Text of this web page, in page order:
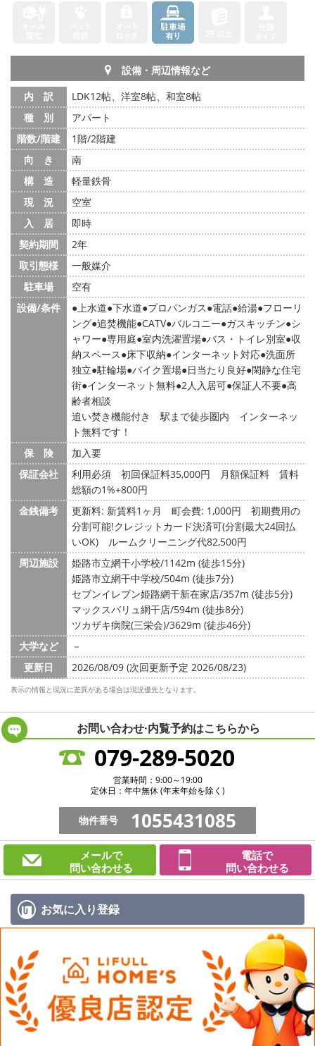
設備・周辺情報など
内 訳
LDK12帖、洋室8帖、和室8帖
種 別
アパート
階数/階建
1階/2階建
向 き
南
構 造
軽量鉄骨
現 況
空室
入 居
即時
契約期間
2年
取引態様
一般媒介
駐車場
空有
設備/条件
上水道 下水道 プロパンガス 電話 給湯 フローリ
ング 追焚機能 CATV バルコニー ガスキッチン シ
ャワー 専用庭 室内洗濯置場 バス・トイレ別室 収
納スペース 床下収納 インターネット対応 洗面所
独立 駐輪場 バイク置場 日当たり良好 閑静な住宅
街 インターネット無料 2人入居可 保証人不要 高
齢者相談
追い焚き機能付き 駅まで徒歩圏内 インターネッ
ト無料です！
保 険
加入要
保証会社
利用必須 初回保証料35,000円 月額保証料 賃料
総額の1%+800円
金銭備考
更新料: 新賃料1ヶ月 町会費: 1,000円
初期費用の
分割可能!クレジットカード決済可(分割最大24回払
いOK) ルームクリーニング代82,500円
周辺施設
姫路市立網干小学校/1142m (徒歩15分)
姫路市立網干中学校/504m (徒歩7分)
セブンイレブン姫路網干新在家店/357m (徒歩5分)
マックスバリュ網干店/594m (徒歩8分)
ツカザキ病院(三栄会)/3629m (徒歩46分)
大学など
－
更新日
2026/08/09 (次回更新予定 2026/08/23)
表示の情報と現況に差異がある場合は現況優先となります。
お問い合わせ·内覧予約はこちらから
079-289-5020
営業時間：9:00～19:00
定休日：年中無休 (年末年始を除く)
物件番号 1055431085
メールで
問い合わせる
電話で
問い合わせる
お気に入り登録